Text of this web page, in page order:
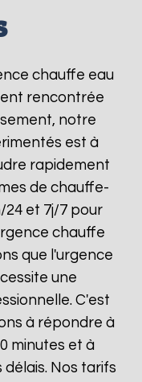
chauffe eau
rencontrée
notre
est à
rapidement
de chauffe-
24 et 7j/7 pour
chauffe
que l'urgence
une
C'est
à répondre à
minutes et à
Nos tarifs